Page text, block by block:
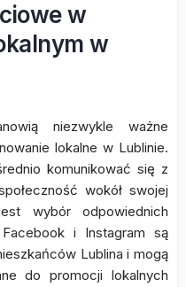
w
w
niezwykle ważne
lokalne w Lublinie.
komunikować się z
wokół swojej
wybór odpowiednich
i Instagram są
Lublina i mogą
do promocji lokalnych